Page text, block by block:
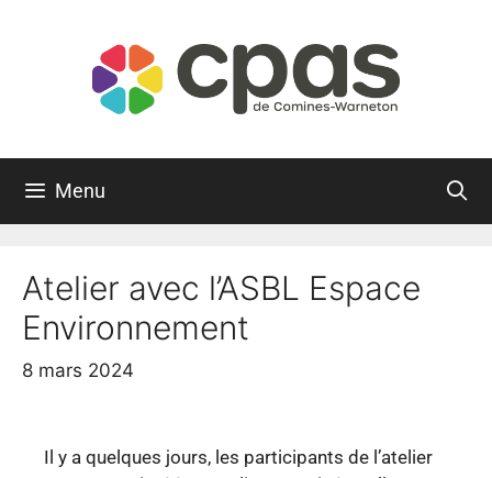
Menu
Atelier avec l’ASBL Espace
Environnement
8 mars 2024
Il y a quelques jours, les participants de l’atelier